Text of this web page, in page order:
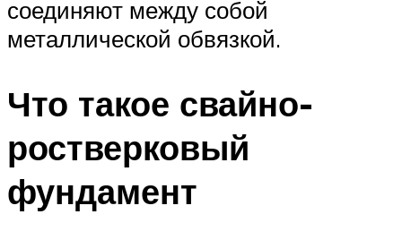
соединяют между собой
металлической обвязкой.
Что такое свайно-
ростверковый
фундамент